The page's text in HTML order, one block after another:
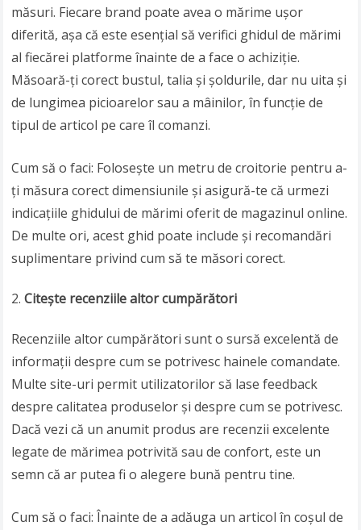
măsuri. Fiecare brand poate avea o mărime ușor
diferită, așa că este esențial să verifici ghidul de mărimi
al fiecărei platforme înainte de a face o achiziție.
Măsoară-ți corect bustul, talia și șoldurile, dar nu uita și
de lungimea picioarelor sau a mâinilor, în funcție de
tipul de articol pe care îl comanzi.
Cum să o faci: Folosește un metru de croitorie pentru a-
ți măsura corect dimensiunile și asigură-te că urmezi
indicațiile ghidului de mărimi oferit de magazinul online.
De multe ori, acest ghid poate include și recomandări
suplimentare privind cum să te măsori corect.
Citește recenziile altor cumpărători
Recenziile altor cumpărători sunt o sursă excelentă de
informații despre cum se potrivesc hainele comandate.
Multe site-uri permit utilizatorilor să lase feedback
despre calitatea produselor și despre cum se potrivesc.
Dacă vezi că un anumit produs are recenzii excelente
legate de mărimea potrivită sau de confort, este un
semn că ar putea fi o alegere bună pentru tine.
Cum să o faci: Înainte de a adăuga un articol în coșul de